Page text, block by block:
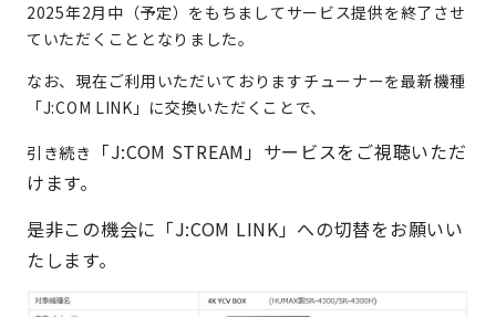
2025年2月中（予定）をもちましてサービス提供を終了させ
ていただくこととなりました。
なお、現在ご利用いただいておりますチューナーを最新機種
「J:COM LINK」に交換いただくことで、
引き続き
「J:COM STREAM」サービスをご視聴いただ
けます。
是非この機会に 「J:COM LINK」への切替をお願いい
たします。